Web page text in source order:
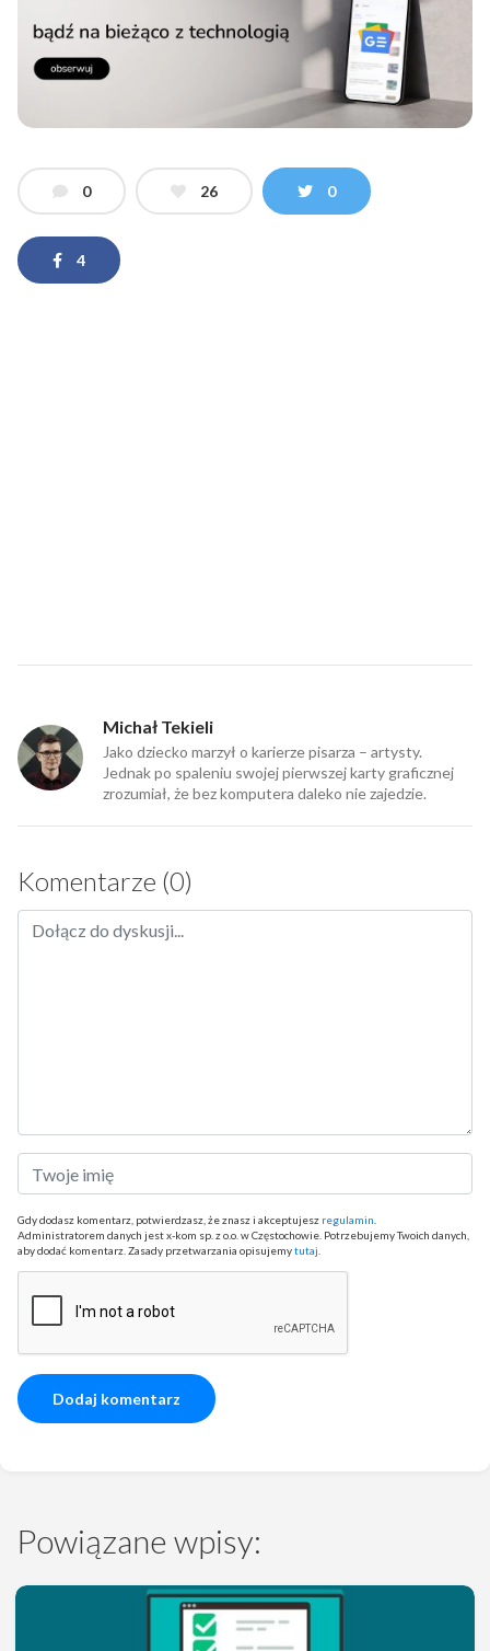
0 26 0
4
Michał Tekieli
Jako dziecko marzył o karierze pisarza – artysty.
Jednak po spaleniu swojej pierwszej karty graficznej
zrozumiał, że bez komputera daleko nie zajedzie.
Komentarze (0)
Gdy dodasz komentarz, potwierdzasz, że znasz i akceptujesz regulamin
Administratorem danych jest x-kom sp. z o.o. w Częstochowie. Potrzebujemy Twoich danych,
aby dodać komentarz. Zasady przetwarzania opisujemytutaj
Powiązane wpisy: